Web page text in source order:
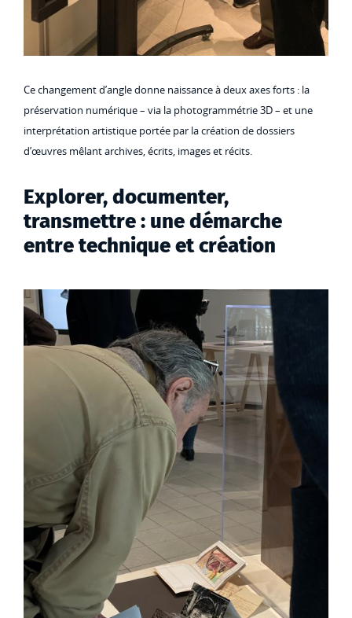
Ce changement d’angle donne naissance à deux axes forts : la
préservation numérique – via la photogrammétrie 3D – et une
interprétation artistique portée par la création de dossiers
d’œuvres mêlant archives, écrits, images et récits.
Explorer, documenter,
transmettre : une démarche
entre technique et création